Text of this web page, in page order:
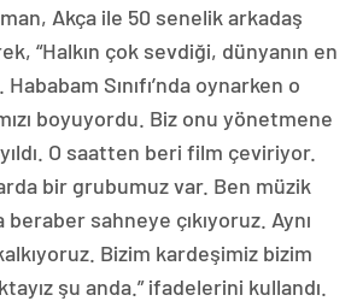
Akça ile 50 senelik arkadaş
“Halkın çok sevdiği, dünyanın en
Sınıfı’nda oynarken o
boyuyordu. Biz onu yönetmene
O saatten beri film çeviriyor.
bir grubumuz var. Ben müzik
sahneye çıkıyoruz. Aynı
Bizim kardeşimiz bizim
şu anda.” ifadelerini kullandı.